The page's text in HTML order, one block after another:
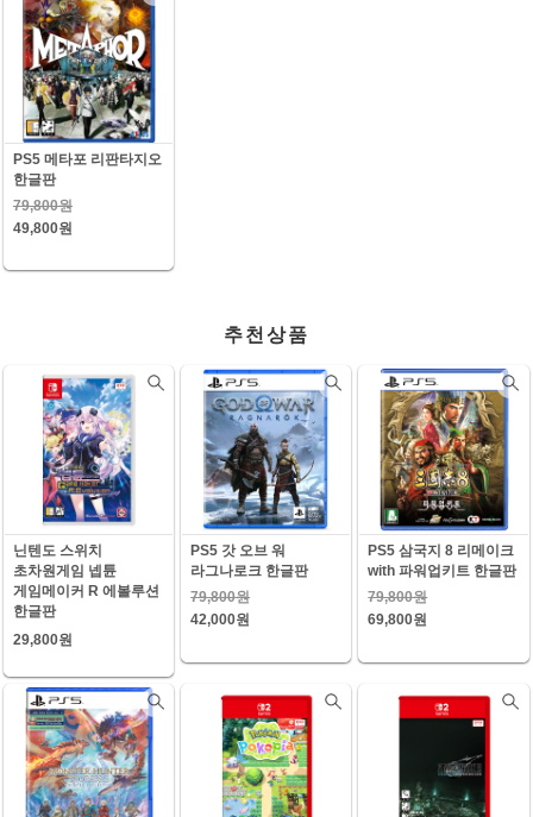
PS5 메타포 리판타지오
한글판
79,800원
49,800원
추천상품
닌텐도 스위치
초차원게임 넵튠
게임메이커 R 에볼루션
한글판
29,800원
PS5 갓 오브 워
라그나로크 한글판
79,800원
42,000원
PS5 삼국지 8 리메이크
with 파워업키트 한글판
79,800원
69,800원